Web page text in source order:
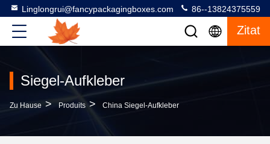
Linglongrui@fancypackagingboxes.com 86--13824375559
Zitat
Siegel-Aufkleber
Zu Hause > Produits > China Siegel-Aufkleber